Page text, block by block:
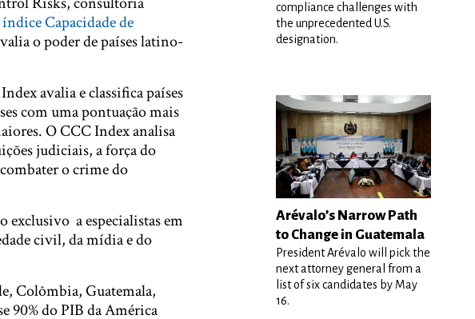
índice Capacidade de
o poder de países latino-
avalia e classifica países
com uma pontuação mais
O CCC Index analisa
judiciais, a força do
o crime do
exclusivo a especialistas em
civil, da mídia e do
Colômbia, Guatemala,
90% do PIB da América
compliance challenges with
the unprecedented U.S.
designation.
Arévalo’s Narrow Path
to Change in Guatemala
President Arévalo will pick the
next attorney general from a
list of six candidates by May
16.